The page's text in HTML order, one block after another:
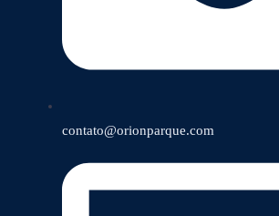
contato@orionparque.com